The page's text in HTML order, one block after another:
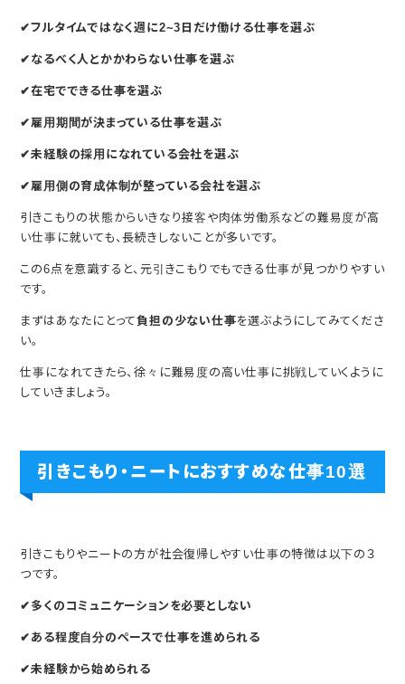
✔フルタイムではなく週に2~3日だけ働ける仕事を選ぶ
✔なるべく人とかかわらない仕事を選ぶ
✔在宅でできる仕事を選ぶ
✔雇用期間が決まっている仕事を選ぶ
✔未経験の採用になれている会社を選ぶ
✔雇用側の育成体制が整っている会社を選ぶ
引きこもりの状態からいきなり接客や肉体労働系などの難易度が高
い仕事に就いても、長続きしないことが多いです。
この6点を意識すると、元引きこもりでもできる仕事が見つかりやすい
です。
まずはあなたにとって負担の少ない仕事を選ぶようにしてみてくださ
い。
仕事になれてきたら、徐々に難易度の高い仕事に挑戦していくように
していきましょう。
引きこもり・ニートにおすすめな仕事10選
引きこもりやニートの方が社会復帰しやすい仕事の特徴は以下の３
つです。
✔多くのコミュニケーションを必要としない
✔ある程度自分のペースで仕事を進められる
✔未経験から始められる